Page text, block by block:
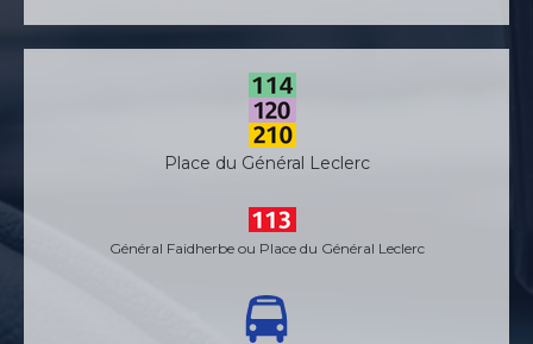
Place du Général Leclerc
Général Faidherbe ou Place du Général Leclerc